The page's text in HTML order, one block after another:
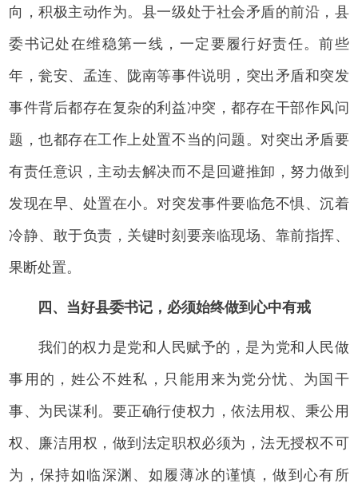
向，积极主动作为。县一级处于社会矛盾的前沿，县
委书记处在维稳第一线，一定要履行好责任。前些
年，瓮安、孟连、陇南等事件说明，突出矛盾和突发
事件背后都存在复杂的利益冲突，都存在干部作风问
题，也都存在工作上处置不当的问题。对突出矛盾要
有责任意识，主动去解决而不是回避推卸，努力做到
发现在早、处置在小。对突发事件要临危不惧、沉着
冷静、敢于负责，关键时刻要亲临现场、靠前指挥、
果断处置。
四、当好县委书记，必须始终做到心中有戒
我们的权力是党和人民赋予的，是为党和人民做
事用的，姓公不姓私，只能用来为党分忧、为国干
事、为民谋利。要正确行使权力，依法用权、秉公用
权、廉洁用权，做到法定职权必须为，法无授权不可
为，保持如临深渊、如履薄冰的谨慎，做到心有所